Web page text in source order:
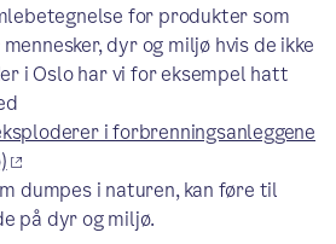
for produkter som
dyr og miljø hvis de ikke
i Oslo har vi for eksempel hatt
i forbrenningsanleggene
dumpes i naturen, kan føre til
på dyr og miljø.